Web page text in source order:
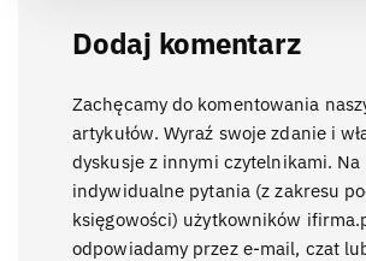
Dodaj komentarz
Zachęcamy do komentowania
artykułów. Wyraź swoje zdanie i
dyskusje z innymi czytelnikami. Na
indywidualne pytania (z zakresu
księgowości) użytkowników
odpowiadamy przez e-mail, czat